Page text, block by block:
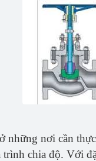
những nơi cần
chia độ. Với